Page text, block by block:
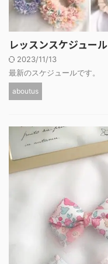
レッスンスケジュール
2023/11/13
最新のスケジュールです。
aboutus